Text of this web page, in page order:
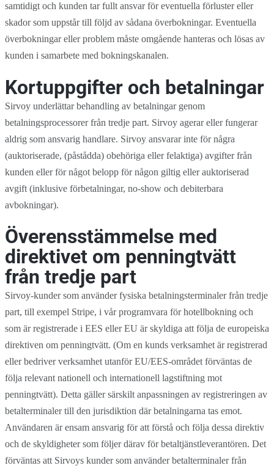
samtidigt och kunden tar fullt ansvar för eventuella förluster eller
skador som uppstår till följd av sådana överbokningar. Eventuella
överbokningar eller problem måste omgående hanteras och lösas av
kunden i samarbete med bokningskanalen.
Kortuppgifter och betalningar
Sirvoy underlättar behandling av betalningar genom
betalningsprocessorer från tredje part. Sirvoy agerar eller fungerar
aldrig som ansvarig handlare. Sirvoy ansvarar inte för några
(auktoriserade, (påstådda) obehöriga eller felaktiga) avgifter från
kunden eller för något belopp för någon giltig eller auktoriserad
avgift (inklusive förbetalningar, no-show och debiterbara
avbokningar).
Överensstämmelse med
direktivet om penningtvätt
från tredje part
Sirvoy-kunder som använder fysiska betalningsterminaler från tredje
part, till exempel Stripe, i vår programvara för hotellbokning och
som är registrerade i EES eller EU är skyldiga att följa de europeiska
direktiven om penningtvätt. (Om en kunds verksamhet är registrerad
eller bedriver verksamhet utanför EU/EES-området förväntas de
följa relevant nationell och internationell lagstiftning mot
penningtvätt). Detta gäller särskilt anpassningen av registreringen av
betalterminaler till den jurisdiktion där betalningarna tas emot.
Användaren är ensam ansvarig för att förstå och följa dessa direktiv
och de skyldigheter som följer därav för betaltjänstleverantören. Det
förväntas att Sirvoys kunder som använder betalterminaler från